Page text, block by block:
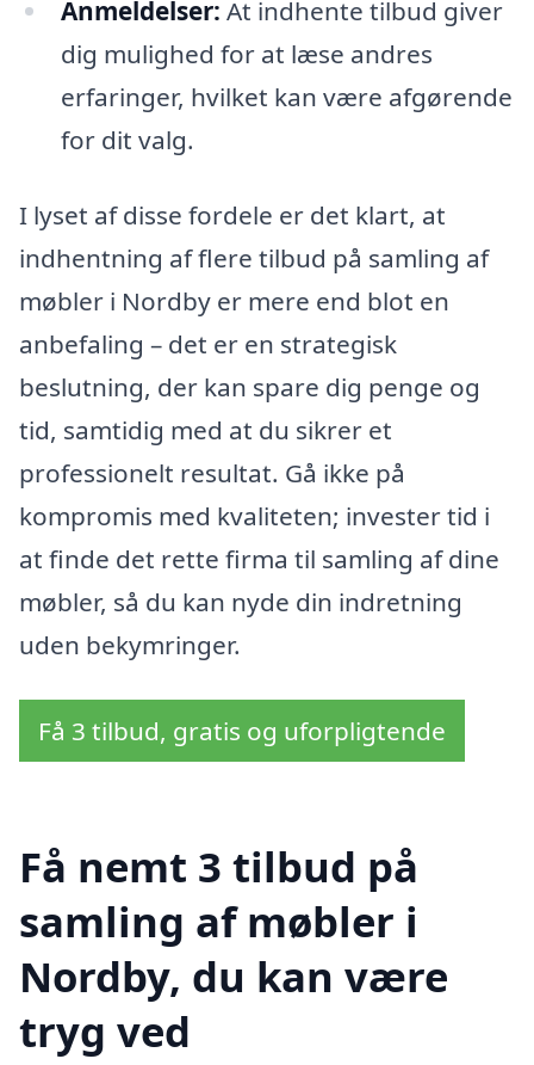
Anmeldelser: At indhente tilbud giver
dig mulighed for at læse andres
erfaringer, hvilket kan være afgørende
for dit valg.
I lyset af disse fordele er det klart, at
indhentning af flere tilbud på samling af
møbler i Nordby er mere end blot en
anbefaling – det er en strategisk
beslutning, der kan spare dig penge og
tid, samtidig med at du sikrer et
professionelt resultat. Gå ikke på
kompromis med kvaliteten; invester tid i
at finde det rette firma til samling af dine
møbler, så du kan nyde din indretning
uden bekymringer.
Få 3 tilbud, gratis og uforpligtende
Få nemt 3 tilbud på
samling af møbler i
Nordby, du kan være
tryg ved